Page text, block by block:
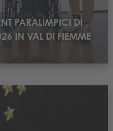
PARALIMPICI DI
IN VAL DI FIEMME
che non ti ho detto